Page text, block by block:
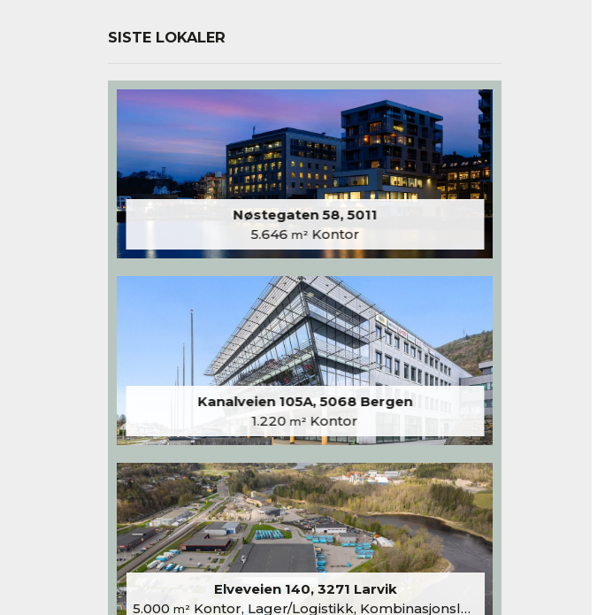
SISTE LOKALER
Nøstegaten 58, 5011
5.646 m² Kontor
Kanalveien 105A, 5068 Bergen
1.220 m² Kontor
Elveveien 140, 3271 Larvik
5.000 m²Kontor, Lager/Logistikk, Kombinasjonslokaler